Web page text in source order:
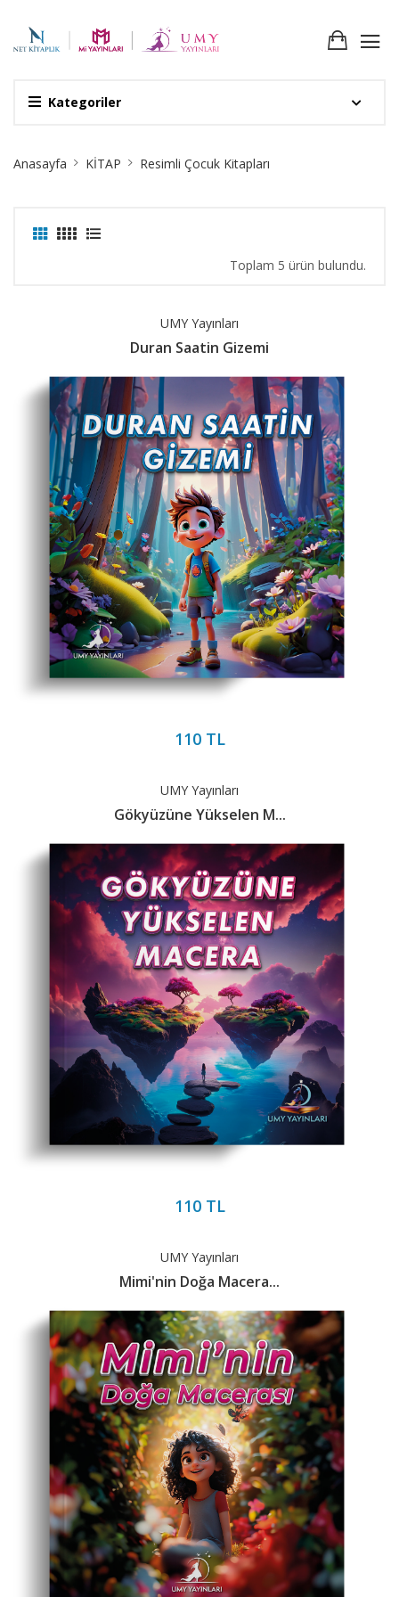
Kategoriler
Breadcrumb
Anasayfa KİTAP Resimli Çocuk Kitapları
Toplam 5 ürün bulundu.
UMY Yayınları
Duran Saatin Gizemi
110 TL
UMY Yayınları
Gökyüzüne Yükselen M...
110 TL
UMY Yayınları
Mimi'nin Doğa Macera...